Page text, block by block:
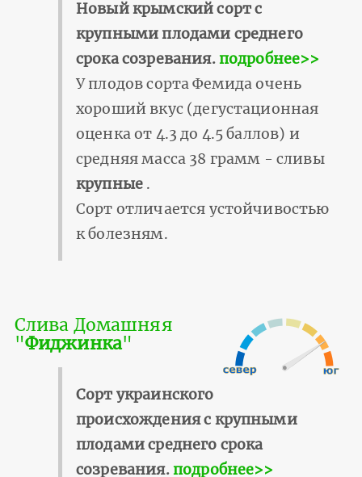
Новый крымский сорт с
крупными плодами среднего
срока созревания.подробнее>>
У плодов сорта Фемида очень
хороший вкус (дегустационная
оценка от 4.3 до 4.5 баллов) и
средняя масса 38 грамм - сливы
крупные .
Сорт отличается устойчивостью
к болезням.
Слива Домашняя
"Фиджинка"
Сорт украинского
происхождения с крупными
плодами среднего срока
созревания.подробнее>>